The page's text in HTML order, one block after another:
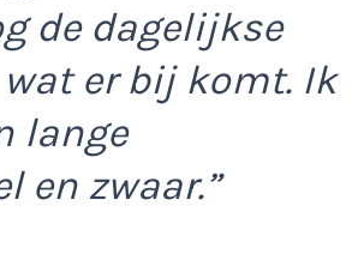
de dagelijkse
er bij komt. Ik
lange
en zwaar.”